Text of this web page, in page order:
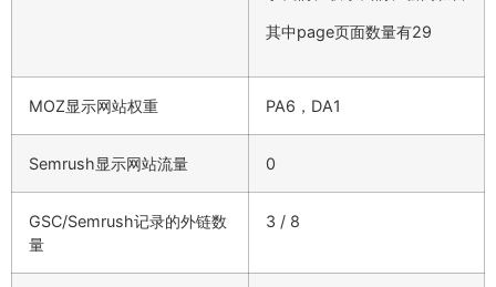
其中page页面数量有29
MOZ显示网站权重 PA6，DA1
Semrush显示网站流量 0
GSC/Semrush记录的外链数
量
3 / 8